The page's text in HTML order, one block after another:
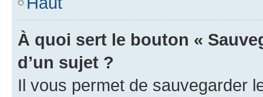
À quoi sert le bouton «
d’un sujet ?
Il vous permet de sauvegarder